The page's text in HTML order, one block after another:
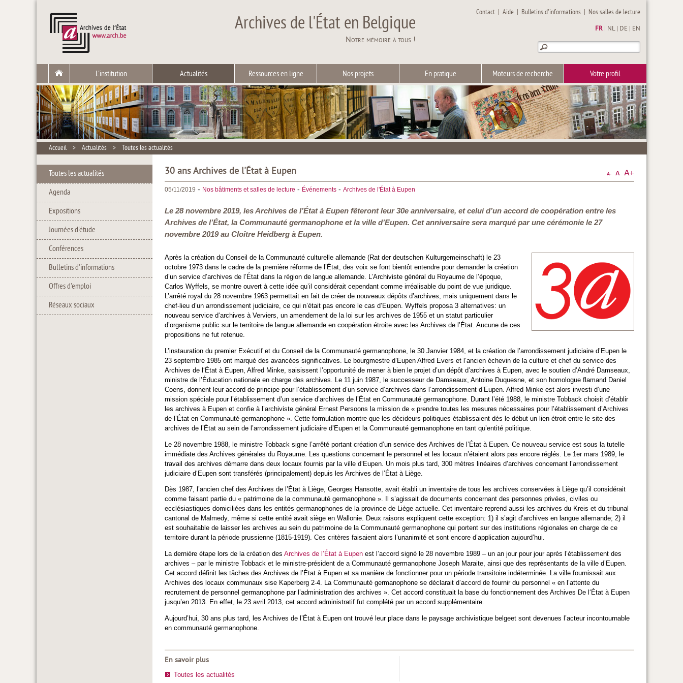
Archives de l'État en Belgique
Notre mémoire à tous !
Contact |Aide | Bulletins d'informations | Nos salles de lecture
FR NL| DE EN
L'institution Actualités Ressources en ligne Nos projets En pratique Moteurs de recherche Votre profil
Accueil > Actualités > Toutes les actualités
Toutes les actualités
Agenda
Expositions
Journées d'étude
Conférences
Bulletins d'informations
Offres d'emploi
Réseaux sociaux
30 ans Archives de l'État à Eupen
05/11/2019 - Nos bâtiments et salles de lecture - Événements - Archives de l'État à Eupen
Le 28 novembre 2019, les Archives de l’État à Eupen fêteront leur 30e anniversaire, et celui d’un accord de coopération entre les
Archives de l’État, la Communauté germanophone et la ville d’Eupen. Cet anniversaire sera marqué par une cérémonie le 27
novembre 2019 au Cloître Heidberg à Eupen.
Après la création du Conseil de la Communauté culturelle allemande (Rat der deutschen Kulturgemeinschaft) le 23
octobre 1973 dans le cadre de la première réforme de l’État, des voix se font bientôt entendre pour demander la création
d’un service d’archives de l’État dans la région de langue allemande. L’Archiviste général du Royaume de l’époque,
Carlos Wyffels, se montre ouvert à cette idée qu’il considérait cependant comme irréalisable du point de vue juridique.
L’arrêté royal du 28 novembre 1963 permettait en fait de créer de nouveaux dépôts d’archives, mais uniquement dans le
chef-lieu d’un arrondissement judiciaire, ce qui n’était pas encore le cas d’Eupen. Wyffels proposa 3 alternatives: un
nouveau service d‘archives à Verviers, un amendement de la loi sur les archives de 1955 et un statut particulier
d’organisme public sur le territoire de langue allemande en coopération étroite avec les Archives de l’État. Aucune de ces
propositions ne fut retenue.
L’instauration du premier Exécutif et du Conseil de la Communauté germanophone, le 30 Janvier 1984, et la création de l’arrondissement judiciaire d’Eupen le
23 septembre 1985 ont marqué des avancées significatives. Le bourgmestre d’Eupen Alfred Evers et l’ancien échevin de la culture et chef du service des
Archives de l‘État à Eupen, Alfred Minke, saisissent l’opportunité de mener à bien le projet d’un dépôt d’archives à Eupen, avec le soutien d’André Damseaux,
ministre de l’Éducation nationale en charge des archives. Le 11 juin 1987, le successeur de Damseaux, Antoine Duquesne, et son homologue flamand Daniel
Coens, donnent leur accord de principe pour l’établissement d’un service d’archives dans l’arrondissement d’Eupen. Alfred Minke est alors investi d’une
mission spéciale pour l’établissement d’un service d’archives de l’État en Communauté germanophone. Durant l’été 1988, le ministre Tobback choisit d’établir
les archives à Eupen et confie à l’archiviste général Ernest Persoons la mission de « prendre toutes les mesures nécessaires pour l’établissement d’Archives
de l’État en Communauté germanophone ». Cette formulation montre que les décideurs politiques établissaient dès le début un lien étroit entre le site des
archives de l’État au sein de l’arrondissement judiciaire d’Eupen et la Communauté germanophone en tant qu’entité politique.
Le 28 novembre 1988, le ministre Tobback signe l’arrêté portant création d’un service des Archives de l’État à Eupen. Ce nouveau service est sous la tutelle
immédiate des Archives générales du Royaume. Les questions concernant le personnel et les locaux n’étaient alors pas encore réglés. Le 1er mars 1989, le
travail des archives démarre dans deux locaux fournis par la ville d‘Eupen. Un mois plus tard, 300 mètres linéaires d’archives concernant l’arrondissement
judiciaire d‘Eupen sont transférés (principalement) depuis les Archives de l’État à Liège.
Dès 1987, l’ancien chef des Archives de l’État à Liège, Georges Hansotte, avait établi un inventaire de tous les archives conservées à Liège qu’il considérait
comme faisant partie du « patrimoine de la communauté germanophone ». Il s’agissait de documents concernant des personnes privées, civiles ou
ecclésiastiques domiciliées dans les entités germanophones de la province de Liège actuelle. Cet inventaire reprend aussi les archives du Kreis et du tribunal
cantonal de Malmedy, même si cette entité avait siège en Wallonie. Deux raisons expliquent cette exception: 1) il s’agit d’archives en langue allemande; 2) il
est souhaitable de laisser les archives au sein du patrimoine de la Communauté germanophone qui portent sur des institutions régionales en charge de ce
territoire durant la période prussienne (1815-1919). Ces critères faisaient alors l’unanimité et sont encore d’application aujourd’hui.
La dernière étape lors de la création des Archives de l’État à Eupen est l’accord signé le 28 novembre 1989 – un an jour pour jour après l’établissement des
archives – par le ministre Tobback et le ministre-président de a Communauté germanophone Joseph Maraite, ainsi que des représentants de la ville d’Eupen.
Cet accord définit les tâches des Archives de l’État à Eupen et sa manière de fonctionner pour un période transitoire indéterminée. La ville fournissait aux
Archives des locaux communaux sise Kaperberg 2-4. La Communauté germanophone se déclarait d’accord de fournir du personnel « en l’attente du
recrutement de personnel germanophone par l’administration des archives ». Cet accord constituait la base du fonctionnement des Archives De l‘État à Eupen
jusqu’en 2013. En effet, le 23 avril 2013, cet accord administratif fut complété par un accord supplémentaire.
Aujourd’hui, 30 ans plus tard, les Archives de l’État à Eupen ont trouvé leur place dans le paysage archivistique belgeet sont devenues l’acteur incontournable
en communauté germanophone.
En savoir plus
Toutes les actualités